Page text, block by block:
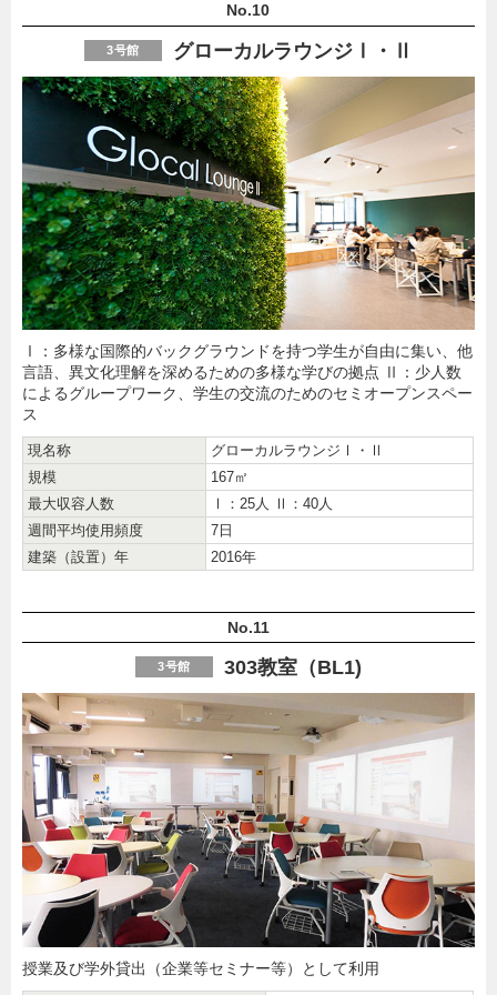
No.10
3号館 グローカルラウンジⅠ・Ⅱ
Ⅰ：多様な国際的バックグラウンドを持つ学生が自由に集い、他
言語、異文化理解を深めるための多様な学びの拠点 Ⅱ：少人数
によるグループワーク、学生の交流のためのセミオープンスペー
ス
現名称 グローカルラウンジ Ⅰ・Ⅱ
規模
167㎡
最大収容人数
Ⅰ：25人 Ⅱ：40人
週間平均使用頻度
7日
建築（設置）年
2016年
No.11
3号館 303教室（BL1)
授業及び学外貸出（企業等セミナー等）として利用